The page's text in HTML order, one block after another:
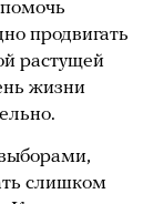
продвигать
растущей
жизни
слишком